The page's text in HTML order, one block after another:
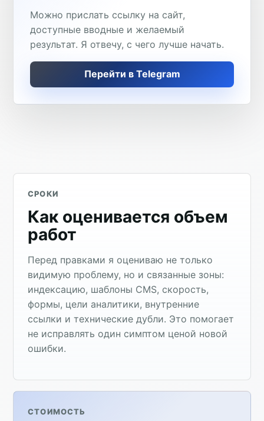
Можно прислать ссылку на сайт,
доступные вводные и желаемый
результат. Я отвечу, с чего лучше начать.
Перейти в Telegram
СРОКИ
Как оценивается объем
работ
Перед правками я оцениваю не только
видимую проблему, но и связанные зоны:
индексацию, шаблоны CMS, скорость,
формы, цели аналитики, внутренние
ссылки и технические дубли. Это помогает
не исправлять один симптом ценой новой
ошибки.
СТОИМОСТЬ